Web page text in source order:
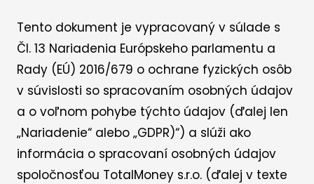
Tento dokument je vypracovaný v súlade s
Čl. 13 Nariadenia Európskeho parlamentu a
Rady (EÚ) 2016/679 o ochrane fyzických osôb
v súvislosti so spracovaním osobných údajov
a o voľnom pohybe týchto údajov (ďalej len
„Nariadenie“ alebo „GDPR)“) a slúži ako
informácia o spracovaní osobných údajov
spoločnosťou TotalMoney s.r.o. (ďalej v texte